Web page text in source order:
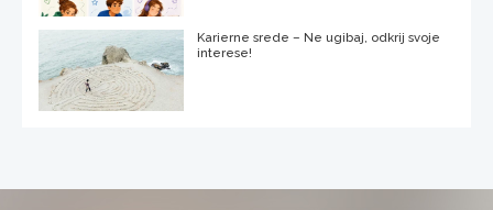
Karierne srede – Ne ugibaj, odkrij svoje
interese!